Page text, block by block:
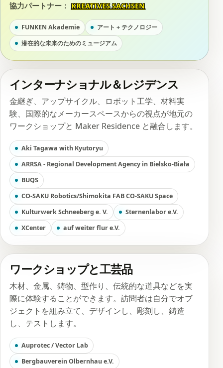
協力パートナー：KREATIVES SACHSEN
FUNKEN Akademie
アート + テクノロジー
潜在的な未来のためのミュージアム
インターナショナル＆レジデンス
金継ぎ、アップサイクル、ロボット工学、材料実
験、国際的なメーカースペースからの視点が地元の
ワークショップと Maker Residence と融合します。
Aki Tagawa with Kyutoryu
ARRSA - Regional Development Agency in Bielsko-Biała
BUQS
CO-SAKU Robotics/Shimokita FAB CO-SAKU Space
Kulturwerk Schneeberg e. V.
Sternenlabor e.V.
XCenter
auf weiter flur e.V.
ワークショップと工芸品
木材、金属、鋳物、型作り、伝統的な道具などを実
際に体験することができます。訪問者は自分でオブ
ジェクトを組み立て、デザインし、彫刻し、鋳造
し、テストします。
Auprotec / Vector Lab
Bergbauverein Olbernhau e.V.